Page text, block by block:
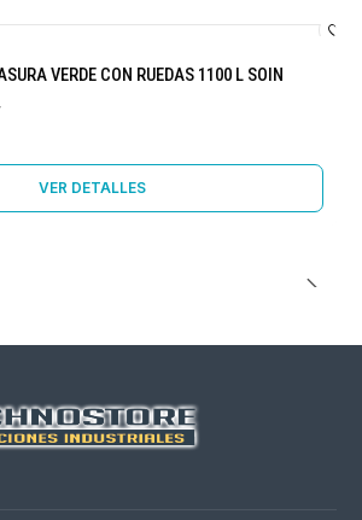
VERDE CON RUEDAS 1100 L SOIN
VER DETALLES